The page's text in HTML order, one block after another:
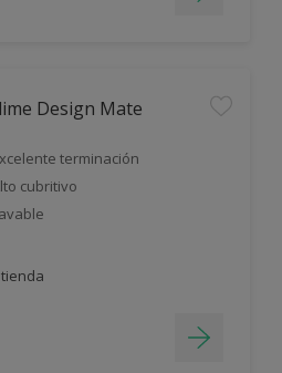
Design Mate
terminación
cubritivo